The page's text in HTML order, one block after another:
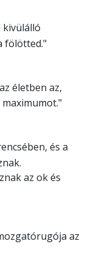
kivülálló
fölötted."
életben az,
és a
az ok és
az